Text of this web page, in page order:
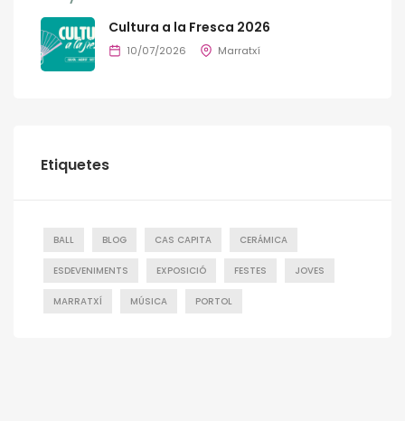
Cultura a la Fresca 2026
10/07/2026 Marratxí
Etiquetes
BALL BLOG CAS CAPITA CERÁMICA
ESDEVENIMENTS EXPOSICIÓ FESTES JOVES
MARRATXÍ MÚSICA PORTOL